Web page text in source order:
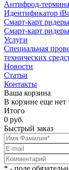
Антифрод-
Идентификатор
Смарт-карт
Смарт-карт
Услуги
Специальная
технических
Новости
Статьи
Контакты
Ваша корзина
В корзине еще нет
Итого
0 руб.
Быстрый заказ
* - поле